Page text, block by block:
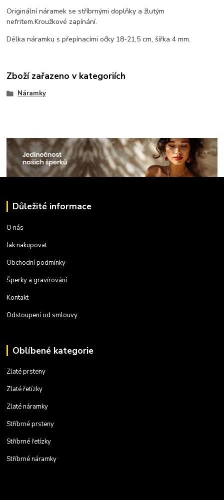
Originální náramek se stříbrnými doplňky a žlutým
nefritem.Kroužkové zapínání.
Délka náramku s přepínacími očky 18-21,5 cm, šířka 4 mm.
Zboží zařazeno v kategoriích
Náramky
Důležité informace
O nás
Jak nakupovat
Obchodní podmínky
Šperky a gravírování
Kontakt
Odstoupení od smlouvy
Oblíbené kategorie
Zlaté prsteny
Zlaté řetízky
Zlaté náramky
Stříbrné prsteny
Stříbrné řetízky
Stříbrné náramky